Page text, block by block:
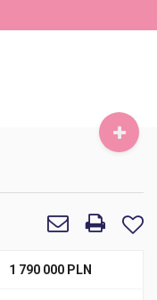
1 790 000 PLN